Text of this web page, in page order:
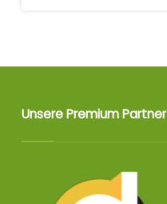
Unsere Premium Partner